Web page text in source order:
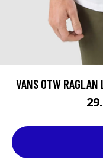
VANS OTW